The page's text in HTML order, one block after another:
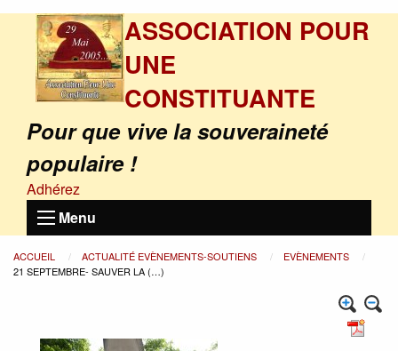
ASSOCIATION POUR
UNE
CONSTITUANTE
Pour que vive la souveraineté
populaire !
Adhérez
Menu
ACCUEIL ACTUALITÉ EVÈNEMENTS-SOUTIENS
EVÈNEMENTS
21 SEPTEMBRE- SAUVER LA (…)